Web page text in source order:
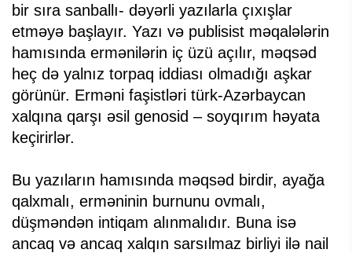
bir sıra sanballı- dəyərli yazılarla çıxışlar
etməyə başlayır. Yazı və publisist məqalələrin
hamısında ermənilərin iç üzü açılır, məqsəd
heç də yalnız torpaq iddiası olmadığı aşkar
görünür. Erməni faşistləri türk-Azərbaycan
xalqına qarşı əsil genosid – soyqırım həyata
keçirirlər.
Bu yazıların hamısında məqsəd birdir, ayağa
qalxmalı, erməninin burnunu ovmalı,
düşməndən intiqam alınmalıdır. Buna isə
ancaq və ancaq xalqın sarsılmaz birliyi ilə nail